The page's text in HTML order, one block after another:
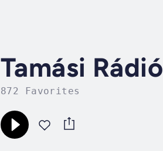
Tamási Rádió
872 Favorites